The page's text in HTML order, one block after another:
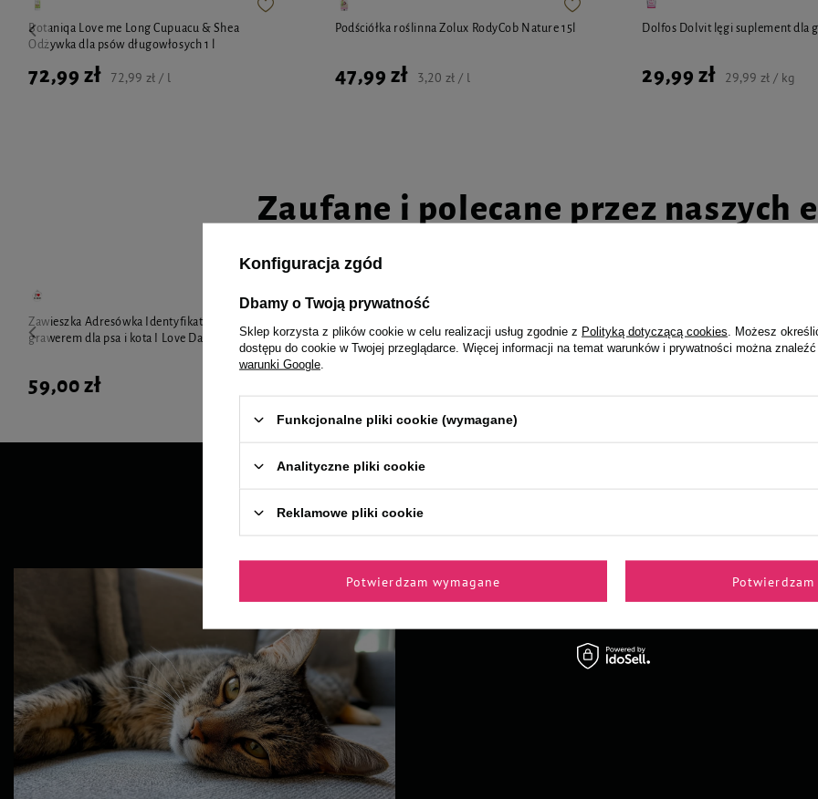
Botaniqa Love me Long Cupuacu & Shea
Odżywka dla psów długowłosych 1 l
72,99 zł 72,99 zł / l
Podściółka roślinna Zolux RodyCob Nature 15l
47,99 zł 3,20 zł / l
Dolfos Dolvit lęgi suplement dla
29,99 zł 29,99 zł / kg
Zaufane i polecane przez naszych
Zawieszka Adresówka Identyfikator z
grawerem dla psa i kota I Love Dad
59,00 zł
grawerem dla psa Golden Retriver
Konfiguracja zgód
Dbamy o Twoją prywatność
Sklep korzysta z plików cookie w celu realizacji usług zgodnie z Polityką dotyczącą cookies . Możesz
dostępu do cookie w Twojej przeglądarce. Więcej informacji na temat warunków i prywatności można
warunki Google
Funkcjonalne pliki cookie (wymagane)
Analityczne pliki cookie
Reklamowe pliki cookie
Potwierdzam wymagane